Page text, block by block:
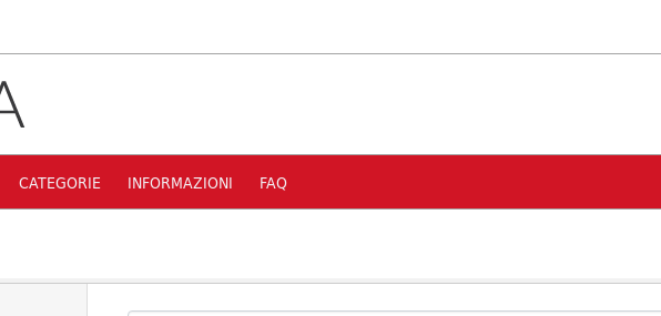
CATEGORIE INFORMAZIONI FAQ